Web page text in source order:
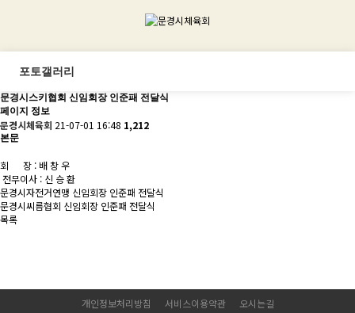
포토갤러리
문경시스키협회 신임회장 인준패 전달식
페이지 정보
문경시체육회 21-07-01 16:48 1,212
본문
회 장 : 배 창 우
전무이사 : 신 승 환
문경시자전거연맹 신임회장 인준패 전달식
문경시씨름협회 신임회장 인준패 전달식
목록
개인정보처리방침 서비스이용약관 오시는길